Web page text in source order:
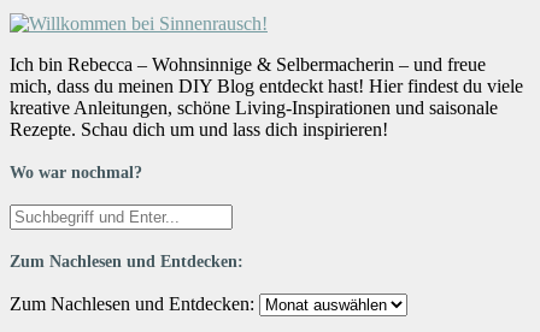
Ich bin Rebecca – Wohnsinnige & Selbermacherin – und freue
mich, dass du meinen DIY Blog entdeckt hast! Hier findest du viele
kreative Anleitungen, schöne Living-Inspirationen und saisonale
Rezepte. Schau dich um und lass dich inspirieren!
Wo war nochmal?
Zum Nachlesen und Entdecken:
Zum Nachlesen und Entdecken: